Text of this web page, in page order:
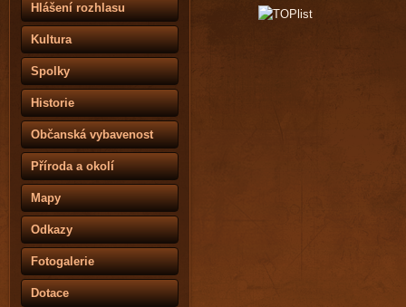
Hlášení rozhlasu
Kultura
Spolky
Historie
Občanská vybavenost
Příroda a okolí
Mapy
Odkazy
Fotogalerie
Dotace